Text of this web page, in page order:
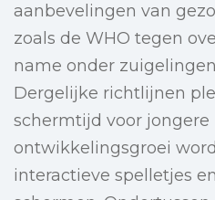
aanbevelingen van
zoals de WHO tegen
name onder
Dergelijke richtlijnen
schermtijd voor
ontwikkelingsgroei
interactieve spelletjes